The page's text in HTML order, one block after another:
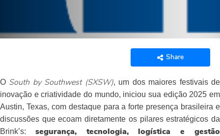
Share
O South by Southwest (SXSW), um dos maiores festivais de
inovação e criatividade do mundo, iniciou sua edição 2025 em
Austin, Texas, com destaque para a forte presença brasileira e
discussões que ecoam diretamente os pilares estratégicos da
Brink’s: segurança, tecnologia, logística e gestão